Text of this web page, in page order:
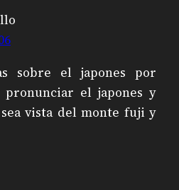
sobre el japones por
el japones y
vista del monte fuji y